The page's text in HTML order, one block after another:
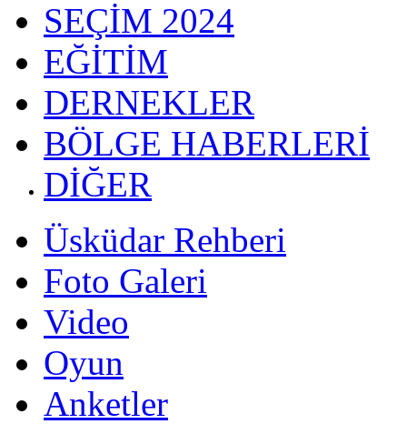
SEÇİM 2024
EĞİTİM
DERNEKLER
BÖLGE HABERLERİ
DİĞER
Üsküdar Rehberi
Foto Galeri
Video
Oyun
Anketler